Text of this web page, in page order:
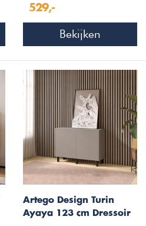
529,-
Bekijken
Artego Design Turin
Ayaya 123 cm Dressoir